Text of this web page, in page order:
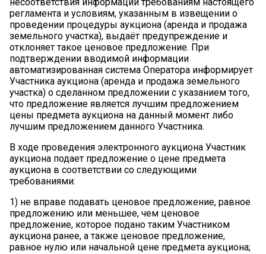
несоответствия информации требованиям настоящего
регламента и условиям, указанным в извещении о
проведении процедуры аукциона (аренда и продажа
земельного участка), выдаёт предупреждение и
отклоняет такое ценовое предложение. При
подтверждении вводимой информации
автоматизированная система Оператора информирует
Участника аукциона (аренда и продажа земельного
участка) о сделанном предложении с указанием того,
что предложение является лучшим предложением
цены предмета аукциона на данный момент либо
лучшим предложением данного Участника.
В ходе проведения электронного аукциона Участник
аукциона подает предложение о цене предмета
аукциона в соответствии со следующими
требованиями:
1) не вправе подавать ценовое предложение, равное
предложению или меньшее, чем ценовое
предложение, которое подано таким Участником
аукциона ранее, а также ценовое предложение,
равное нулю или начальной цене предмета аукциона;